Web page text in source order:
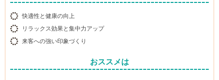
快適性と健康の向上
リラックス効果と集中力アップ
来客への強い印象づくり
おススメは